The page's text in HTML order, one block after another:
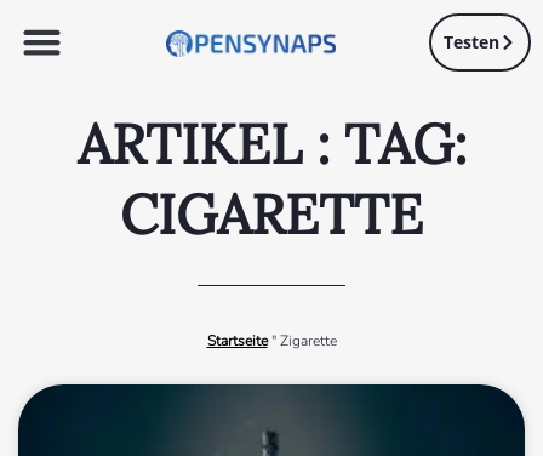
Testen
ARTIKEL : TAG:
CIGARETTE
Startseite"Zigarette